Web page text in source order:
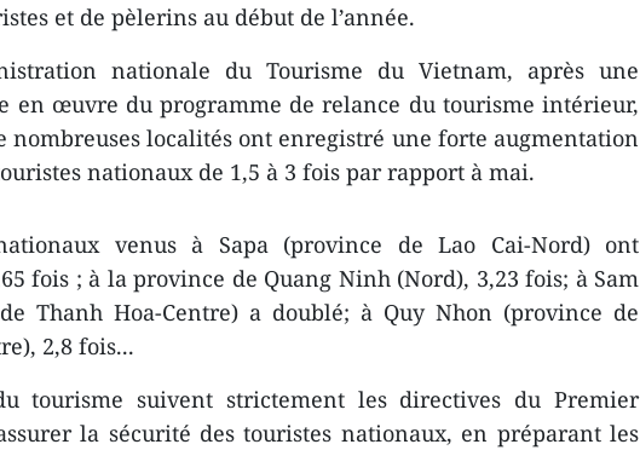
et de pèlerins au début de l’année.
nationale du Tourisme du Vietnam, après une
en œuvre du programme de relance du tourisme intérieur,
nombreuses localités ont enregistré une forte augmentation
nationaux de 1,5 à 3 fois par rapport à mai.
venus à Sapa (province de Lao Cai-Nord) ont
fois ; à la province de Quang Ninh (Nord), 3,23 fois; à Sam
Thanh Hoa-Centre) a doublé; à Quy Nhon (province de
2,8 fois...
tourisme suivent strictement les directives du Premier
la sécurité des touristes nationaux, en préparant les